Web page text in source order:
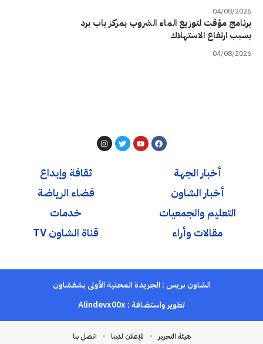
04/08/2026
برنامج مؤقت لتوزيع الماء الشروب بمركز باب برد
بسبب ارتفاع الاستهلاك
04/08/2026
أخبار الجهة
أخبار الشاون
التعليم والجمعيات
مقالات وأراء
ثقافة وإبداع
فضاء الرياضة
خدمات
قناة الشاون TV
الشاون بريس : الجريدة المحلية الأولى بشفشاون
تطوير واستضافة : Alindevx00x
هيئة التحرير للإعلان لدينا اتصل بنا